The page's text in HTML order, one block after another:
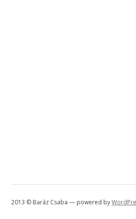
2013 © Baráz Csaba — powered by